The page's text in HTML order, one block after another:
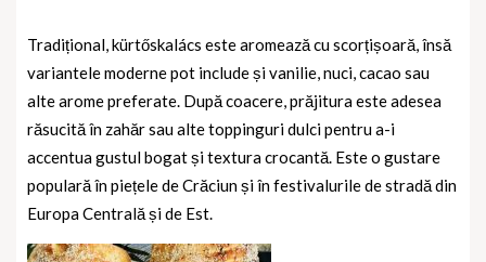
Tradițional, kürtőskalács este aromează cu scorțișoară, însă
variantele moderne pot include și vanilie, nuci, cacao sau
alte arome preferate. După coacere, prăjitura este adesea
răsucită în zahăr sau alte toppinguri dulci pentru a-i
accentua gustul bogat și textura crocantă. Este o gustare
populară în piețele de Crăciun și în festivalurile de stradă din
Europa Centrală și de Est.